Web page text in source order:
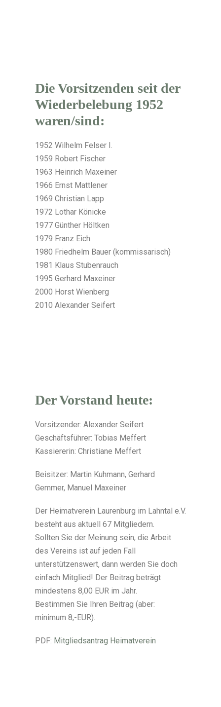
Die Vorsitzenden seit der
Wiederbelebung 1952
waren/sind:
1952 Wilhelm Felser I.
1959 Robert Fischer
1963 Heinrich Maxeiner
1966 Ernst Mattlener
1969 Christian Lapp
1972 Lothar Könicke
1977 Günther Höltken
1979 Franz Eich
1980 Friedhelm Bauer (kommissarisch)
1981 Klaus Stubenrauch
1995 Gerhard Maxeiner
2000 Horst Wienberg
2010 Alexander Seifert
Der Vorstand heute:
Vorsitzender: Alexander Seifert
Geschäftsführer: Tobias Meffert
Kassiererin: Christiane Meffert
Beisitzer: Martin Kuhmann, Gerhard
Gemmer, Manuel Maxeiner
Der Heimatverein Laurenburg im Lahntal e.V.
besteht aus aktuell 67 Mitgliedern.
Sollten Sie der Meinung sein, die Arbeit
des Vereins ist auf jeden Fall
unterstützenswert, dann werden Sie doch
einfach Mitglied! Der Beitrag beträgt
mindestens 8,00 EUR im Jahr.
Bestimmen Sie Ihren Beitrag (aber:
minimum 8,-EUR).
PDF: Mitgliedsantrag Heimatverein